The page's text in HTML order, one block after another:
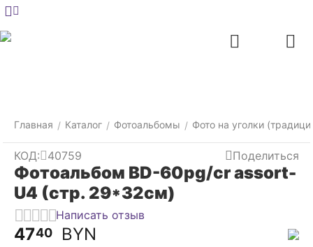
Главная / Каталог / Фотоальбомы / Фото на уголки
КОД: 40759 Поделиться
Фотоальбом BD-60pg/cr assort-
U4 (стр. 29*32см)
Написать отзыв
4740 BYN